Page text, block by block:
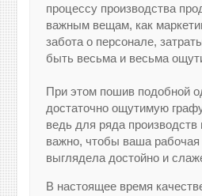
процессу производства
важным вещам, как
забота о персонале,
быть весьма и весьма
При этом пошив подобной
достаточно ощутимую
ведь для ряда производств
важно, чтобы ваша рабочая
выглядела достойно и
В настоящее время